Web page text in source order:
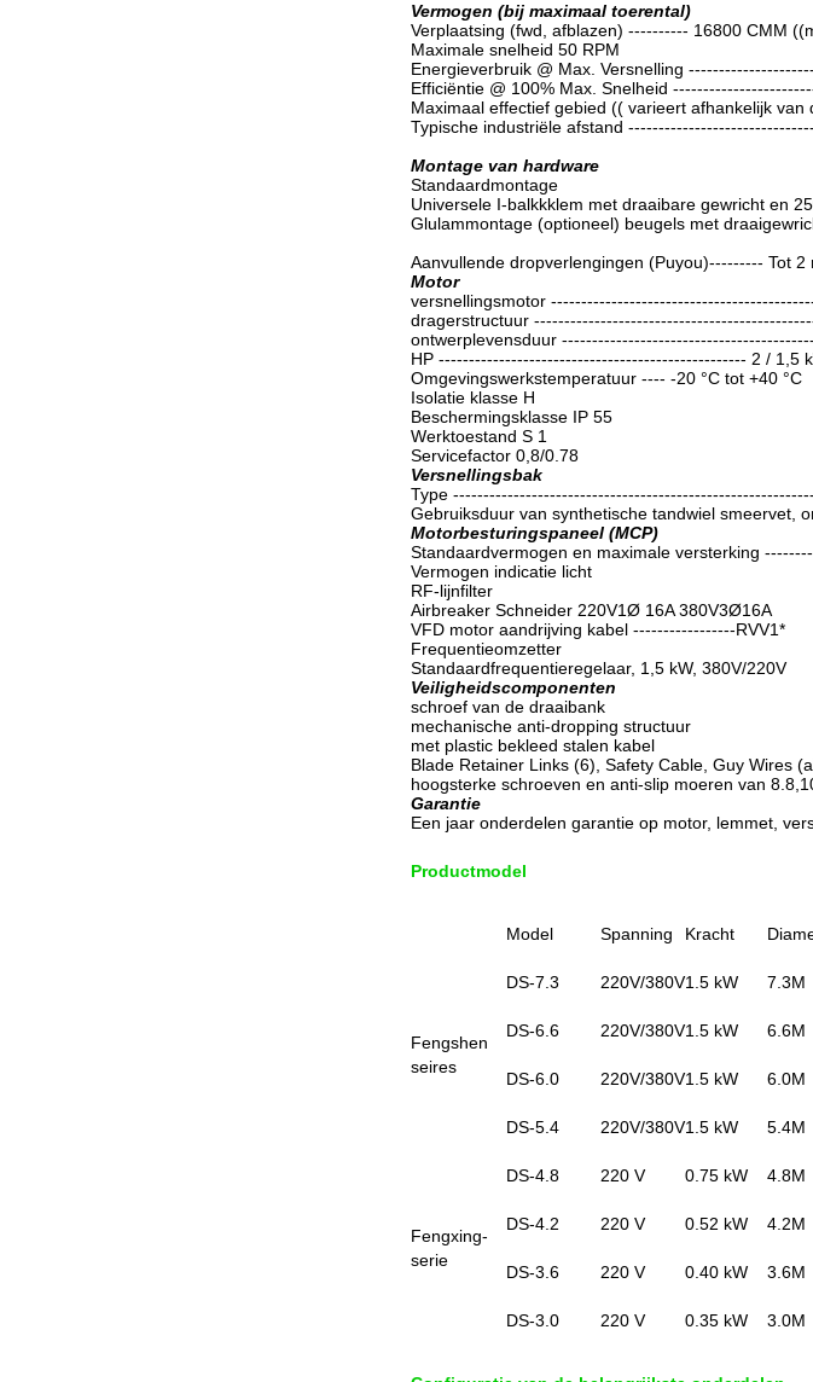
Vermogen (bij maximaal toerental)
Verplaatsing (fwd, afblazen) ---------- 16800 CMM
Maximale snelheid 50 RPM
Energieverbruik @ Max. Versnelling
Efficiëntie @ 100% Max. Snelheid
Maximaal effectief gebied (( varieert afhankelijk
Typische industriële afstand
Montage van hardware
Standaardmontage
Universele I-balkkklem met draaibare gewricht en
Glulammontage (optioneel) beugels met
Aanvullende dropverlengingen (Puyou)--------- Tot 2
Motor
versnellingsmotor
dragerstructuur
ontwerplevensduur
HP --------------------------------------------------- 2 / 1,5
Omgevingswerkstemperatuur ---- -20 °C tot +40 °C
Isolatie klasse H
Beschermingsklasse IP 55
Werktoestand S 1
Servicefactor 0,8/0.78
Versnellingsbak
Type
Gebruiksduur van synthetische tandwiel smeervet,
Motorbesturingspaneel (MCP)
Standaardvermogen en maximale versterking
Vermogen indicatie licht
RF-lijnfilter
Airbreaker Schneider 220V1Ø 16A 380V3Ø16A
VFD motor aandrijving kabel -----------------RVV1*
Frequentieomzetter
Standaardfrequentieregelaar, 1,5 kW, 380V/220V
Veiligheidscomponenten
schroef van de draaibank
mechanische anti-dropping structuur
met plastic bekleed stalen kabel
Blade Retainer Links (6), Safety Cable, Guy Wires
hoogsterke schroeven en anti-slip moeren van
Garantie
Een jaar onderdelen garantie op motor, lemmet,
Productmodel
Model Spanning Kracht
Fengshen
seires
DS-7.3 220V/380V1.5 kW 7.3M
DS-6.6 220V/380V1.5 kW 6.6M
DS-6.0 220V/380V1.5 kW 6.0M
DS-5.4 220V/380V1.5 kW 5.4M
Fengxing-
serie
DS-4.8 220 V 0.75 kW 4.8M
DS-4.2 220 V 0.52 kW 4.2M
DS-3.6 220 V 0.40 kW 3.6M
DS-3.0 220 V 0.35 kW 3.0M